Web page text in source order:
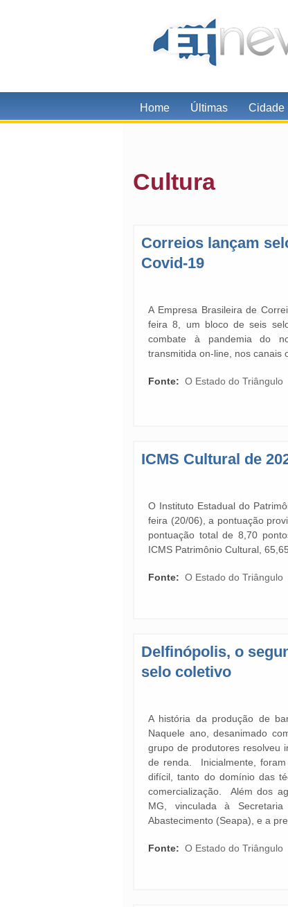
Home Últimas Cidade
Cultura
Correios lançam
Covid-19
A Empresa Brasileira de
feira 8, um bloco de seis
combate à pandemia do
transmitida on-line, nos canais
Fonte: O Estado do Triângulo
ICMS Cultural de
O Instituto Estadual do
feira (20/06), a pontuação
pontuação total de 8,70
ICMS Patrimônio Cultural,
Fonte: O Estado do Triângulo
Delfinópolis, o
selo coletivo
A história da produção de
Naquele ano, desanimado
grupo de produtores resolveu
de renda. Inicialmente,
difícil, tanto do domínio das
comercialização. Além dos
MG, vinculada à
Abastecimento (Seapa), e a
Fonte: O Estado do Triângulo